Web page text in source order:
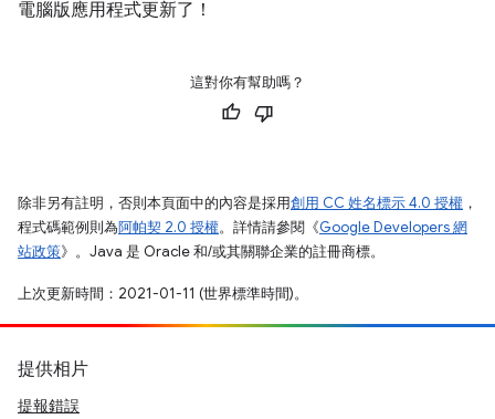
電腦版應用程式更新了！
這對你有幫助嗎？
除非另有註明，否則本頁面中的內容是採用創用 CC 姓名標示 4.0 授權 ，
程式碼範例則為阿帕契 2.0 授權。詳情請參閱《Google Developers 網
站政策》。Java 是 Oracle 和/或其關聯企業的註冊商標。
上次更新時間：2021-01-11 (世界標準時間)。
提供相片
提報錯誤